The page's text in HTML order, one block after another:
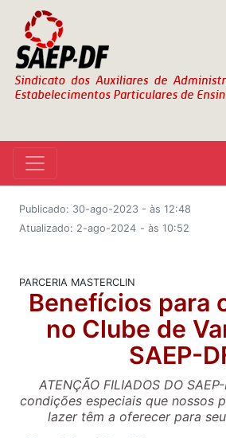
Publicado: 30-ago-2023 - às 12:48
Atualizado: 2-ago-2024 - às 10:52
PARCERIA MASTERCLIN
Benefícios para
no Clube de
SAEP-
ATENÇÃO FILIADOS DO
condições especiais que nossos
lazer têm a oferecer para